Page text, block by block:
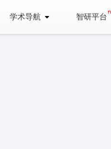
学术导航 智研平台